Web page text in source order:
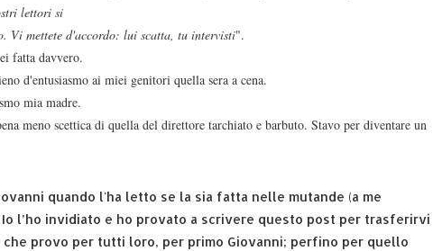
lettori si
Vi mettete d'accordo: lui scatta, tu intervisti".
fatta davvero.
d'entusiasmo ai miei genitori quella sera a cena.
mia madre.
meno scettica di quella del direttore tarchiato e barbuto. Stavo per diventare un
quando l'ha letto se la sia fatta nelle mutande (a me
l’ho invidiato e ho provato a scrivere questo post per trasferirvi
che provo per tutti loro, per primo Giovanni; perfino per quello